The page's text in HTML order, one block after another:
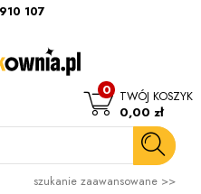
107
szukanie zaawansowane >>
TWÓJ KOSZYK
0
0,00 zł